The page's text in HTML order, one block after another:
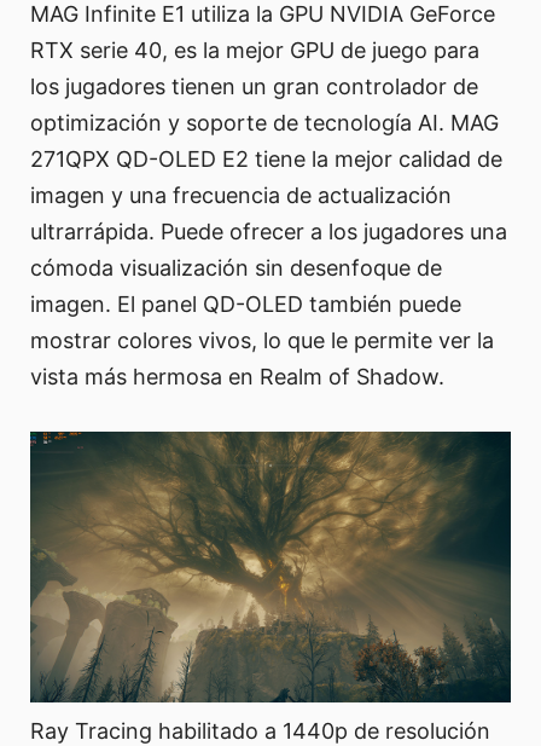
MAG Infinite E1 utiliza la GPU NVIDIA GeForce
RTX serie 40, es la mejor GPU de juego para
los jugadores tienen un gran controlador de
optimización y soporte de tecnología AI. MAG
271QPX QD-OLED E2 tiene la mejor calidad de
imagen y una frecuencia de actualización
ultrarrápida. Puede ofrecer a los jugadores una
cómoda visualización sin desenfoque de
imagen. El panel QD-OLED también puede
mostrar colores vivos, lo que le permite ver la
vista más hermosa en Realm of Shadow.
Ray Tracing habilitado a 1440p de resolución